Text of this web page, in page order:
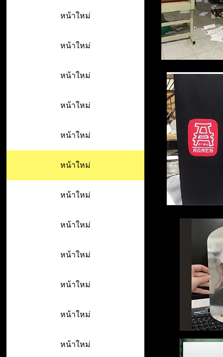
หน้าใหม่
หน้าใหม่
หน้าใหม่
หน้าใหม่
หน้าใหม่
หน้าใหม่
หน้าใหม่
หน้าใหม่
หน้าใหม่
หน้าใหม่
หน้าใหม่
หน้าใหม่